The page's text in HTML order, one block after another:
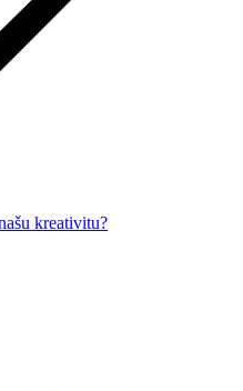
kreativitu?